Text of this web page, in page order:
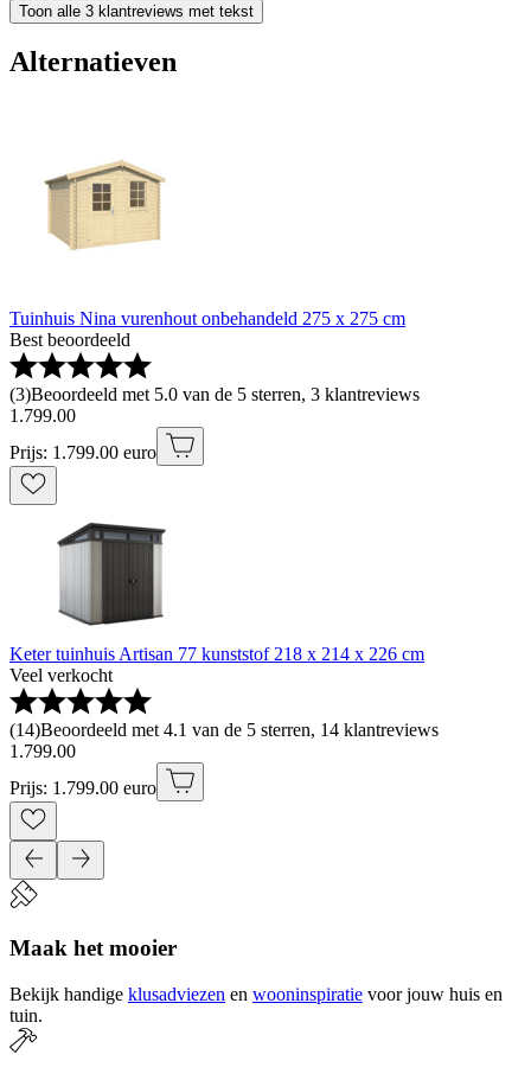
Toon alle 3 klantreviews met tekst
Alternatieven
Tuinhuis Nina vurenhout onbehandeld 275 x 275 cm
Best beoordeeld
(3)Beoordeeld met 5.0 van de 5 sterren, 3 klantreviews
1 .799.00
Prijs: 1.799.00 euro
Keter tuinhuis Artisan 77 kunststof 218 x 214 x 226 cm
Veel verkocht
(14)Beoordeeld met 4.1 van de 5 sterren, 14 klantreviews
1 .799.00
Prijs: 1.799.00 euro
Maak het mooier
Bekijk handige klusadviezen en wooninspiratie voor jouw huis en
tuin.